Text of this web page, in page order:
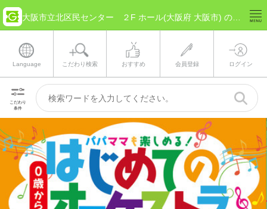
Language こだわり検索 おすすめ 会員登録 ログイン
こだわり
条件